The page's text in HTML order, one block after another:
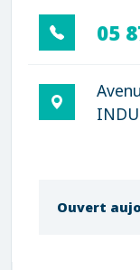
05
Ouvert